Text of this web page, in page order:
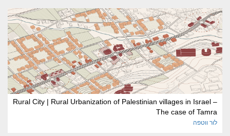
Rural City | Rural Urbanization of Palestinian villages in Israel –
The case of Tamra
לור ווטפה